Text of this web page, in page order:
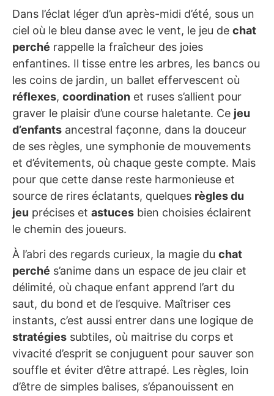
Dans l’éclat léger d’un après-midi d’été, sous un
ciel où le bleu danse avec le vent, le jeu de chat
perché rappelle la fraîcheur des joies
enfantines. Il tisse entre les arbres, les bancs ou
les coins de jardin, un ballet effervescent où
réflexes, coordination et ruses s’allient pour
graver le plaisir d’une course haletante. Ce jeu
d’enfants ancestral façonne, dans la douceur
de ses règles, une symphonie de mouvements
et d’évitements, où chaque geste compte. Mais
pour que cette danse reste harmonieuse et
source de rires éclatants, quelques règles du
jeu précises et astuces bien choisies éclairent
le chemin des joueurs.
À l’abri des regards curieux, la magie du chat
perché s’anime dans un espace de jeu clair et
délimité, où chaque enfant apprend l’art du
saut, du bond et de l’esquive. Maîtriser ces
instants, c’est aussi entrer dans une logique de
stratégies subtiles, où maitrise du corps et
vivacité d’esprit se conjuguent pour sauver son
souffle et éviter d’être attrapé. Les règles, loin
d’être de simples balises, s’épanouissent en